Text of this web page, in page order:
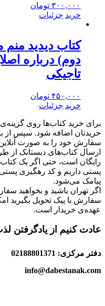
۳۰۰,۰۰۰ تومان
خرید جزئیات
دوم) درباره
تاجیکی
۴۵۰,۰۰۰ تومان
خرید جزئیات
برای خرید کتاب‌ها روی گزینه‌ی
خریدتان اضافه شود. سپس از
سفارش خود را به صورت
ارسال کتاب‌های دبستانک از
رایگان است، حتی اگر یک
پستی داریم و کد رهگیری
پیامک می‌شود.
اگر تهران باشید و بخواهید
سفارش با پیک تحویل بگیرید
عهده‌ی خریدار است.
عادت کنیم از یادگرفتن
دفتر مرکزی: 02188801371
info@dabestanak.com